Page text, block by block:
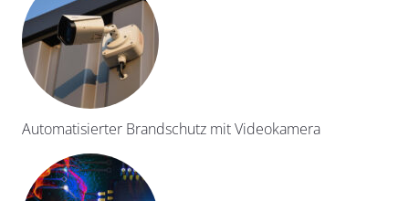
Automatisierter Brandschutz mit Videokamera